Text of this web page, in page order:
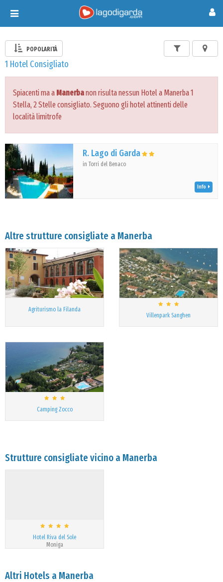
Toggle
navigation
POPOLARITÀ
1 Hotel Consigliato
Spiacenti ma a Manerbanon risulta nessun Hotel a Manerba 1
Stella, 2 Stelle consigliato. Seguono gli hotel attinenti delle
località limitrofe
R. Lago di Garda
in Torri del Benaco
Info
Altre strutture consigliate a Manerba
Agriturismo la Filanda
Villenpark Sanghen
Camping Zocco
Strutture consigliate vicino a Manerba
Hotel Riva del Sole
Moniga
Altri Hotels a Manerba